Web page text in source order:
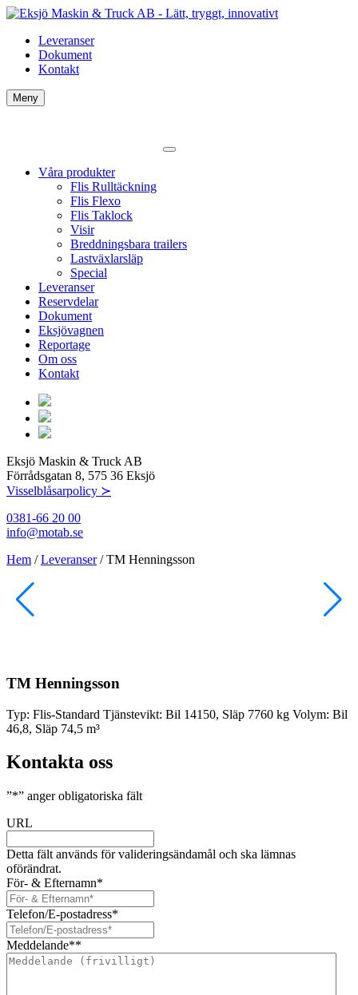
Leveranser
Dokument
Kontakt
Meny
Våra produkter
Flis Rulltäckning
Flis Flexo
Flis Taklock
Visir
Breddningsbara trailers
Lastväxlarsläp
Special
Leveranser
Reservdelar
Dokument
Eksjövagnen
Reportage
Om oss
Kontakt
Eksjö Maskin & Truck AB
Förrådsgatan 8, 575 36 Eksjö
Visselblåsarpolicy ≻
0381-66 20 00
info@motab.se
Hem /Leveranser/TM Henningsson
TM Henningsson
Typ: Flis-Standard Tjänstevikt: Bil 14150, Släp 7760 kg Volym: Bil
46,8, Släp 74,5 m³
Kontakta oss
”*” anger obligatoriska fält
URL
Detta fält används för valideringsändamål och ska lämnas
oförändrat.
För- & Efternamn*
Telefon/E-postadress*
Meddelande**